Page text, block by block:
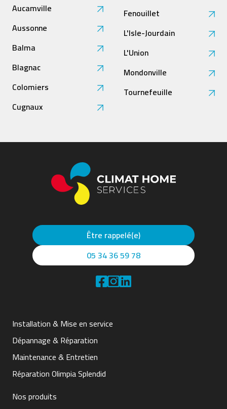
Aucamville
Aussonne
Balma
Blagnac
Colomiers
Cugnaux
Fenouillet
L'Isle-Jourdain
L'Union
Mondonville
Tournefeuille
Installation & Mise en service
Dépannage & Réparation
Maintenance & Entretien
Réparation Olimpia Splendid
Être rappelé(e)
05 34 36 59 78
Nos produits